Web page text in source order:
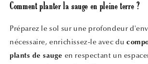
Comment planter la sauge en pleine terre ?
Préparez le sol sur une profondeur
nécessaire, enrichissez-le avec du
plants de sauge en respectant un